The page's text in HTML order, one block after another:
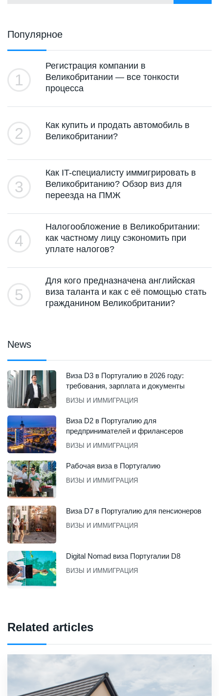
Популярное
1
Регистрация компании в
Великобритании — все тонкости
процесса
2
Как купить и продать автомобиль в
Великобритании?
3
Как IT-специалисту иммигрировать в
Великобританию? Обзор виз для
переезда на ПМЖ
4
Налогообложение в Великобритании:
как частному лицу сэкономить при
уплате налогов?
5
Для кого предназначена английская
виза таланта и как с её помощью стать
гражданином Великобритании?
News
Виза D3 в Португалию в 2026 году:
требования, зарплата и документы
ВИЗЫ И ИММИГРАЦИЯ
Виза D2 в Португалию для
предпринимателей и фрилансеров
ВИЗЫ И ИММИГРАЦИЯ
Рабочая виза в Португалию
ВИЗЫ И ИММИГРАЦИЯ
Виза D7 в Португалию для пенсионеров
ВИЗЫ И ИММИГРАЦИЯ
Digital Nomad виза Португалии D8
ВИЗЫ И ИММИГРАЦИЯ
Related articles